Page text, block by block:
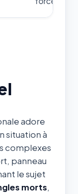
adore
situation à
complexes
panneau
le sujet
morts,